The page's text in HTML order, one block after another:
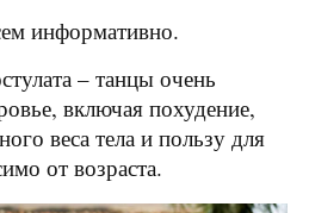
информативно.
– танцы очень
включая похудение,
веса тела и пользу для
от возраста.